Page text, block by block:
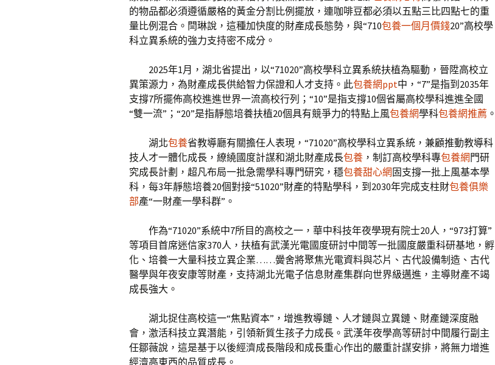
的物品都必須遵循嚴格的黃金分割比例擺放，連咖啡豆都必須以五點三比四點七的重
量比例混合。閆琳說，這種加快度的財產成長態勢，與“710包養一個月價錢20”高校學
科立異系統的強力支持密不成分。
2025年1月，湖北省提出，以“71020”高校學科立異系統扶植為驅動，晉陞高校立
異策源力，為財產成長供給智力保證和人才支持。此包養網ppt中，“7”是指到2035年
支撐7所擺佈高校進進世界一流高校行列；“10”是指支撐10個省屬高校學科進進全國
“雙一流”；“20”是指靜態培養扶植20個具有競爭力的特點上風包養網學科包養網推薦 。
湖北包養省教導廳有關擔任人表現，“71020”高校學科立異系統，兼顧推動教導科
技人才一體化成長，繚繞國度計謀和湖北財產成長包養 ，制訂高校學科專包養網 門研
究成長計劃，超凡布局一批急需學科專門研究，穩包養甜心網 固支撐一批上風基本學
科，每3年靜態培養20個對接“51020”財產的特點學科，到2030年完成支柱財包養俱樂
部產“一財產一學科群”。
作為“71020”系統中7所目的高校之一，華中科技年夜學現有院士20人，“973打算”
等項目首席迷信家370人，扶植有武漢光電國度研討中間等一批國度嚴重科研基地，孵
化、培養一大量科技立異企業……黌舍將聚焦光電資料與芯片、古代設備制造、古代
醫學與年夜安康等財產，支持湖北光電子信息財產集群向世界級邁進，主導財產不竭
成長強大。
湖北捉住高校這一“焦點資本”，增進教導鏈、人才鏈與立異鏈、財產鏈深度融
會，激活科技立異潛能，引領新質生孩子力成長。武漢年夜學高等研討中間履行副主
任鄒薇說，這是基于以後經濟成長階段和成長重心作出的嚴重計謀安排，將無力增進
經濟高東西的品質成長。